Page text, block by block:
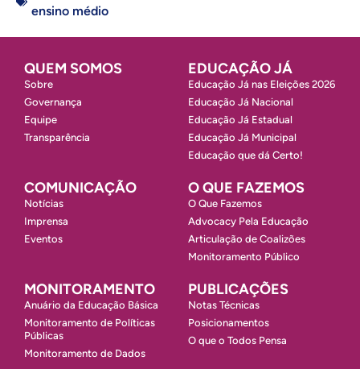
ensino médio
QUEM SOMOS
Sobre
Governança
Equipe
Transparência
EDUCAÇÃO JÁ
Educação Já nas Eleições 2026
Educação Já Nacional
Educação Já Estadual
Educação Já Municipal
Educação que dá Certo!
COMUNICAÇÃO
Notícias
Imprensa
Eventos
O QUE FAZEMOS
O Que Fazemos
Advocacy Pela Educação
Articulação de Coalizões
Monitoramento Público
MONITORAMENTO
Anuário da Educação Básica
Monitoramento de Políticas
Públicas
Monitoramento de Dados
PUBLICAÇÕES
Notas Técnicas
Posicionamentos
O que o Todos Pensa